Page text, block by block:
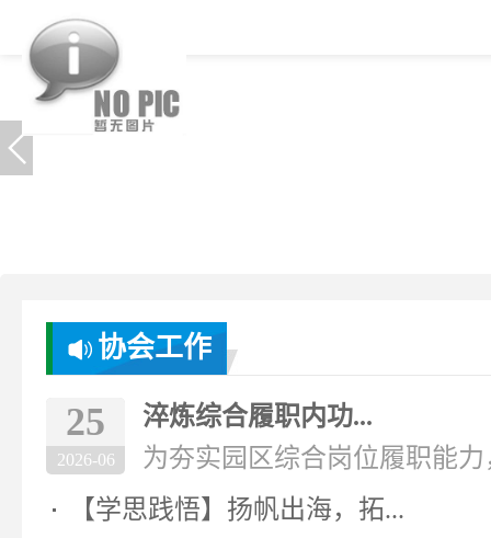
协会工作
25
2026-06
淬炼综合履职内功...
为夯实园区综合岗位履职能力
【学思践悟】扬帆出海，拓...